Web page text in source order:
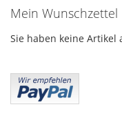
Mein Wunschzettel
Sie haben keine Artikel